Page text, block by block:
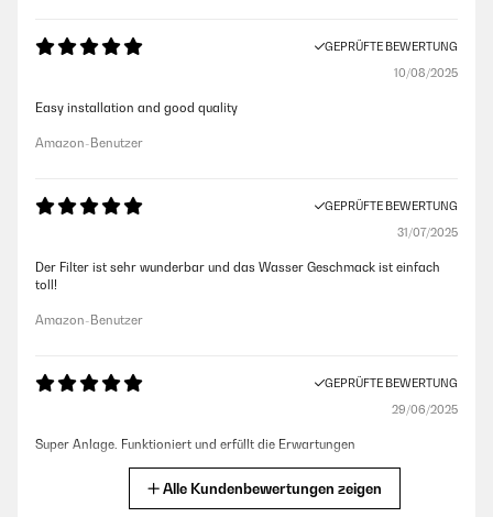
GEPRÜFTE BEWERTUNG
10/08/2025
Easy installation and good quality
Amazon-Benutzer
GEPRÜFTE BEWERTUNG
31/07/2025
Der Filter ist sehr wunderbar und das Wasser Geschmack ist einfach
toll!
Amazon-Benutzer
GEPRÜFTE BEWERTUNG
29/06/2025
Super Anlage. Funktioniert und erfüllt die Erwartungen
Alle Kundenbewertungen zeigen